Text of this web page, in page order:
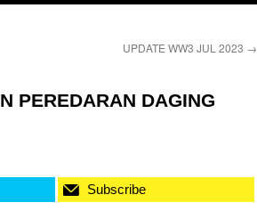
UPDATE WW3 JUL 2023 →
PEREDARAN DAGING
Subscribe